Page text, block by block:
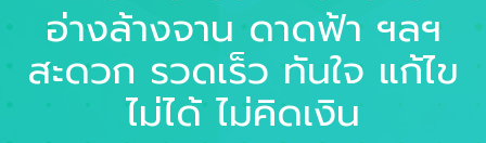
อ่างล้างจาน ดาดฟ้า ฯลฯ
สะดวก รวดเร็ว ทันใจ แก้ไข
ไม่ได้ ไม่คิดเงิน